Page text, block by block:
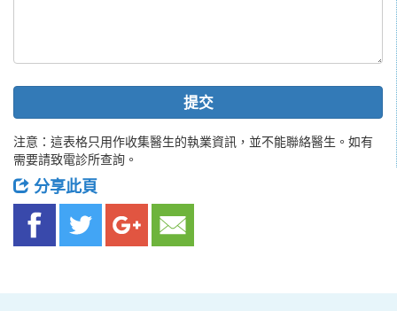
提交
注意：這表格只用作收集醫生的執業資訊，並不能聯絡醫生。如有
需要請致電診所查詢。
分享此頁